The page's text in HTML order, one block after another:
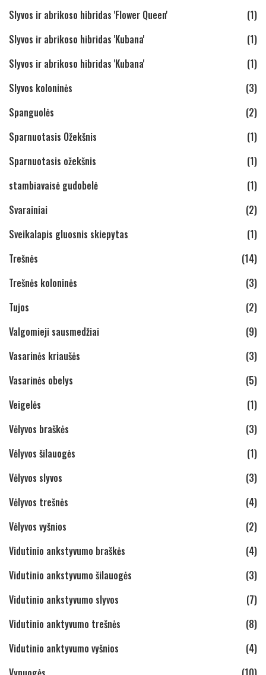
Slyvos ir abrikoso hibridas 'Flower Queen'
(1)
Slyvos ir abrikoso hibridas 'Kubana'
(1)
Slyvos ir abrikoso hibridas 'Kubana'
(1)
Slyvos koloninės
(3)
Spanguolės
(2)
Sparnuotasis Ožekšnis
(1)
Sparnuotasis ožekšnis
(1)
stambiavaisė gudobelė
(1)
Svarainiai
(2)
Sveikalapis gluosnis skiepytas
(1)
Trešnės
(14)
Trešnės koloninės
(3)
Tujos
(2)
Valgomieji sausmedžiai
(9)
Vasarinės kriaušės
(3)
Vasarinės obelys
(5)
Veigelės
(1)
Vėlyvos braškės
(3)
Vėlyvos šilauogės
(1)
Vėlyvos slyvos
(3)
Vėlyvos trešnės
(4)
Vėlyvos vyšnios
(2)
Vidutinio ankstyvumo braškės
(4)
Vidutinio ankstyvumo šilauogės
(3)
Vidutinio ankstyvumo slyvos
(7)
Vidutinio anktyvumo trešnės
(8)
Vidutinio anktyvumo vyšnios
(4)